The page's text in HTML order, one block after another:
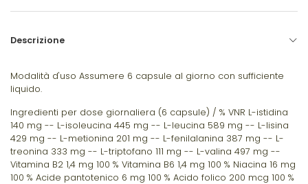
Descrizione
Modalità d'uso Assumere 6 capsule al giorno con sufficiente
liquido.
Ingredienti per dose giornaliera (6 capsule) / % VNR L-istidina
140 mg -- L-isoleucina 445 mg -- L-leucina 589 mg -- L-lisina
429 mg -- L-metionina 201 mg -- L-fenilalanina 387 mg -- L-
treonina 333 mg -- L-triptofano 111 mg -- L-valina 497 mg --
Vitamina B2 1,4 mg 100 % Vitamina B6 1,4 mg 100 % Niacina 16 mg
100 % Acide pantotenico 6 mg 100 % Acido folico 200 mcg 100 %